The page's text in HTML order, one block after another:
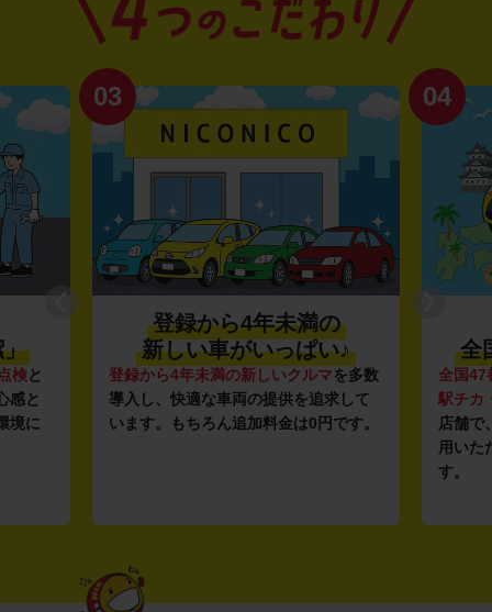
」
検と
感と
境に
03
登録から4年未満の
新しい車がいっぱい♪
登録から4年未満の新しいクルマを多数
導入し、快適な車両の提供を追求して
います。もちろん追加料金は0円です。
04
全
全国47
駅チカ
店舗で
用いた
す。